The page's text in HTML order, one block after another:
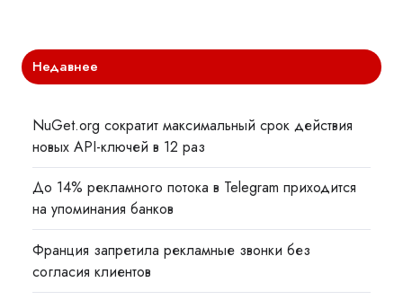
Недавнее
NuGet.org сократит максимальный срок действия
новых API-ключей в 12 раз
До 14% рекламного потока в Telegram приходится
на упоминания банков
Франция запретила рекламные звонки без
согласия клиентов